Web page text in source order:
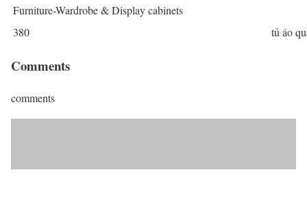
Furniture-Wardrobe & Display cabinets
380
tủ áo
Comments
comments